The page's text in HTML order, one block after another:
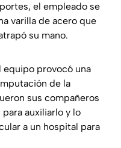
el empleado se
varilla de acero que
su mano.
equipo provocó una
de la
sus compañeros
auxiliarlo y lo
a un hospital para